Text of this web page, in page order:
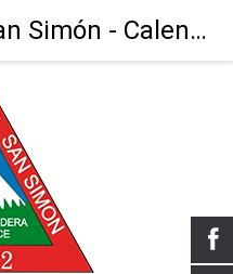
I.E. Colegio de San Simón - Calendario